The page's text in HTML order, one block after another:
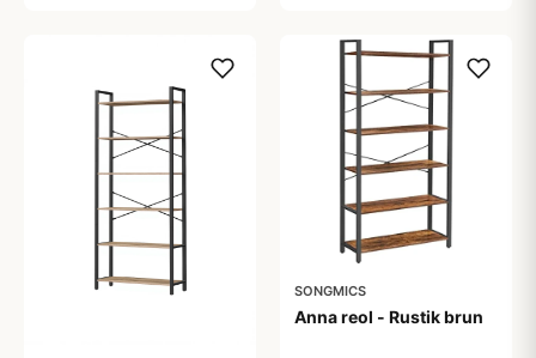
SONGMICS
Anna reol - Rustik brun